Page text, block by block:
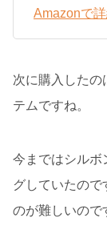
Amazonで
次に購入したの
テムですね。
今まではシルボ
グしていたの
のが難しいので